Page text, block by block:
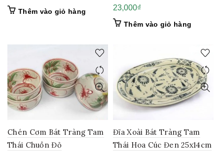
Thêm vào giỏ hàng 23,000₫
Thêm vào giỏ hàng
Chén Cơm Bát Tràng Tam
Thái Chuồn Đỏ
Đĩa Xoài Bát Tràng Tam
Thái Hoa Cúc Đen 25x14cm